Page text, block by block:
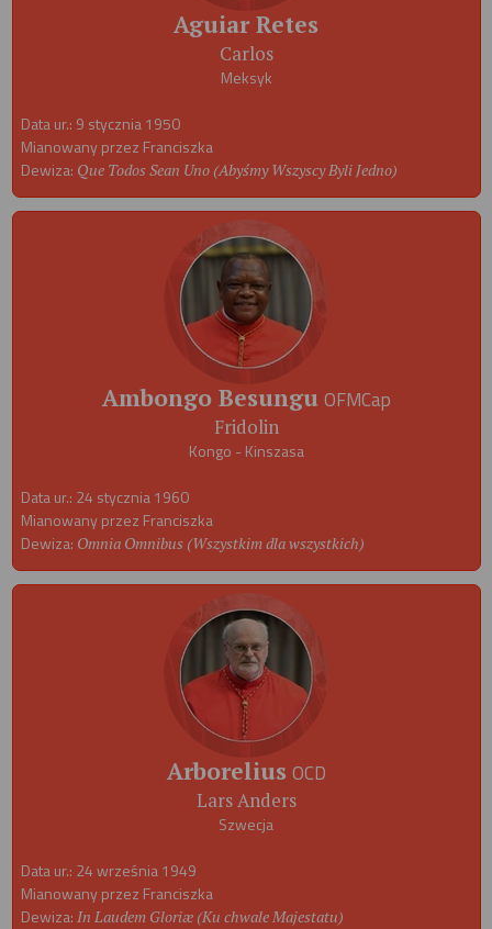
Aguiar Retes
Carlos
Meksyk
Data ur.: 9 stycznia 1950
Mianowany przez Franciszka
Dewiza: Que Todos Sean Uno (Abyśmy Wszyscy Byli Jedno)
Ambongo Besungu OFMCap
Fridolin
Kongo - Kinszasa
Data ur.: 24 stycznia 1960
Mianowany przez Franciszka
Dewiza: Omnia Omnibus (Wszystkim dla wszystkich)
Arborelius OCD
Lars Anders
Szwecja
Data ur.: 24 września 1949
Mianowany przez Franciszka
Dewiza: In Laudem Gloriæ (Ku chwale Majestatu)